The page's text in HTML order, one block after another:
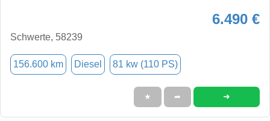
6.490 €
Schwerte, 58239
156.600 km Diesel 81 kw (110 PS)
★ ➦ ➜